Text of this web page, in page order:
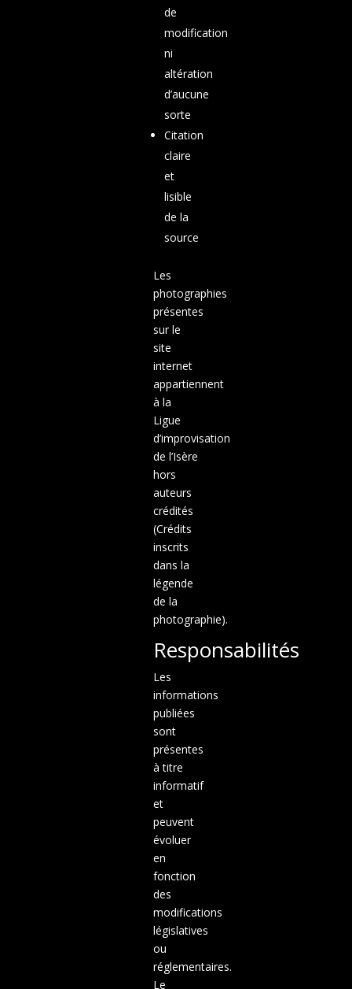
de
modification
ni
altération
d’aucune
sorte
Citation
claire
et
lisible
de la
source
Les
photographies
présentes
sur le
site
internet
appartiennent
à la
Ligue
d’improvisation
de l’Isère
hors
auteurs
crédités
(Crédits
inscrits
dans la
légende
de la
photographie).
Responsabilités
Les
informations
publiées
sont
présentes
à titre
informatif
et
peuvent
évoluer
en
fonction
des
modifications
législatives
ou
réglementaires.
Le